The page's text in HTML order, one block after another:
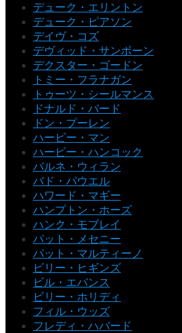
デューク・エリントン
デューク・ピアソン
デイヴ・コズ
デヴィッド・サンボーン
デクスター・ゴードン
トミー・フラナガン
トゥーツ・シールマンス
ドナルド・バード
ドン・プーレン
ハービー・マン
ハービー・ハンコック
バルネ・ウィラン
バド・パウエル
ハワード・マギー
ハンプトン・ホーズ
ハンク・モブレイ
パット・メセニー
パット・マルティーノ
ビリー・ヒギンズ
ビル・エバンス
ビリー・ホリディ
フィル・ウッズ
フレディ・ハバード